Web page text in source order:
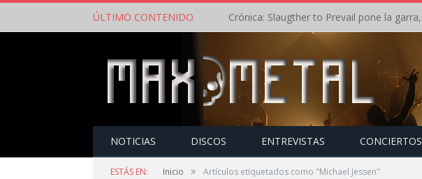
ÚLTIMO CONTENIDO
NOTICIAS DISCOS ENTREVISTAS CONCIERTOS
ESTÁS EN: Inicio » Artículos etiquetados como "Michael Jessen"